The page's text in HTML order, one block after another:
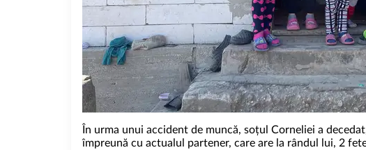
În urma unui accident de muncă, soțul Corneliei a
împreună cu actualul partener, care are la rândul lui, 2